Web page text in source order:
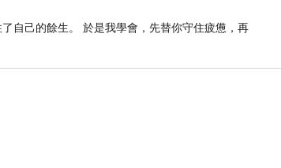
自己的餘生。 於是我學會，先替你守住疲憊，再